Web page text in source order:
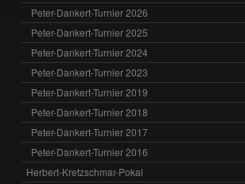
Peter-Dankert-Turnier 2026
Peter-Dankert-Turnier 2025
Peter-Dankert-Turnier 2024
Peter-Dankert-Turnier 2023
Peter-Dankert-Turnier 2019
Peter-Dankert-Turnier 2018
Peter-Dankert-Turnier 2017
Peter-Dankert-Turnier 2016
Herbert-Kretzschmar-Pokal